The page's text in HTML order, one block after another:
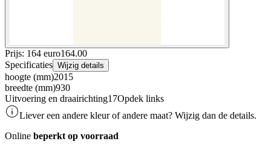
Prijs: 164 euro164.00
Specificaties Wijzig details
hoogte (mm)2015
breedte (mm)930
Uitvoering en draairichting17Opdek links
Liever een andere kleur of andere maat? Wijzig dan de details.
Online beperkt op voorraad